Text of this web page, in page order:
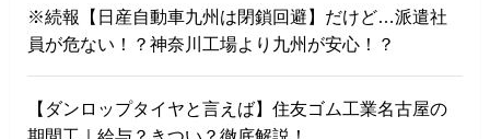
※続報【日産自動車九州は閉鎖回避】だけど…派遣社
員が危ない！？神奈川工場より九州が安心！？
【ダンロップタイヤと言えば】住友ゴム工業名古屋の